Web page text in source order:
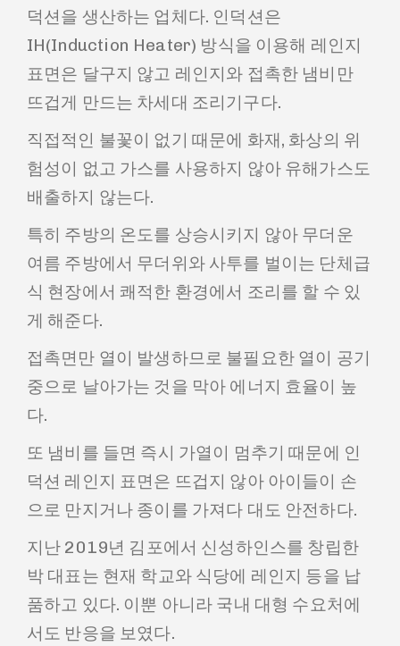
덕션을 생산하는 업체다. 인덕션은
IH(Induction Heater) 방식을 이용해 레인지
표면은 달구지 않고 레인지와 접촉한 냄비만
뜨겁게 만드는 차세대 조리기구다.
직접적인 불꽃이 없기 때문에 화재, 화상의 위
험성이 없고 가스를 사용하지 않아 유해가스도
배출하지 않는다.
특히 주방의 온도를 상승시키지 않아 무더운
여름 주방에서 무더위와 사투를 벌이는 단체급
식 현장에서 쾌적한 환경에서 조리를 할 수 있
게 해준다.
접촉면만 열이 발생하므로 불필요한 열이 공기
중으로 날아가는 것을 막아 에너지 효율이 높
다.
또 냄비를 들면 즉시 가열이 멈추기 때문에 인
덕션 레인지 표면은 뜨겁지 않아 아이들이 손
으로 만지거나 종이를 가져다 대도 안전하다.
지난 2019년 김포에서 신성하인스를 창립한
박 대표는 현재 학교와 식당에 레인지 등을 납
품하고 있다. 이뿐 아니라 국내 대형 수요처에
서도 반응을 보였다.